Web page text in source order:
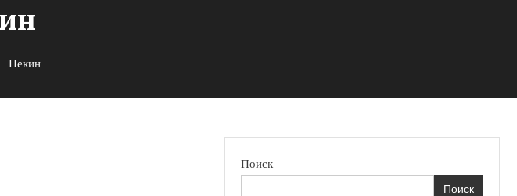
Пекин
Поиск
Поиск